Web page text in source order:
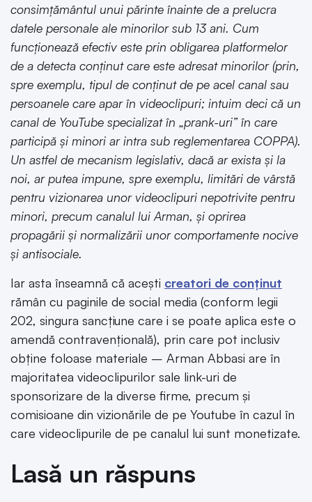
consimțământul unui părinte înainte de a prelucra
datele personale ale minorilor sub 13 ani. Cum
funcționează efectiv este prin obligarea platformelor
de a detecta conținut care este adresat minorilor (prin,
spre exemplu, tipul de conținut de pe acel canal sau
persoanele care apar în videoclipuri; intuim deci că un
canal de YouTube specializat în „prank-uri” în care
participă și minori ar intra sub reglementarea COPPA).
Un astfel de mecanism legislativ, dacă ar exista și la
noi, ar putea impune, spre exemplu, limitări de vârstă
pentru vizionarea unor videoclipuri nepotrivite pentru
minori, precum canalul lui Arman, și oprirea
propagării și normalizării unor comportamente nocive
și antisociale.
Iar asta înseamnă că acești creatori de conținut
rămân cu paginile de social media (conform legii
202, singura sancțiune care i se poate aplica este o
amendă contravențională), prin care pot inclusiv
obține foloase materiale – Arman Abbasi are în
majoritatea videoclipurilor sale link-uri de
sponsorizare de la diverse firme, precum și
comisioane din vizionările de pe Youtube în cazul în
care videoclipurile de pe canalul lui sunt monetizate.
Lasă un răspuns